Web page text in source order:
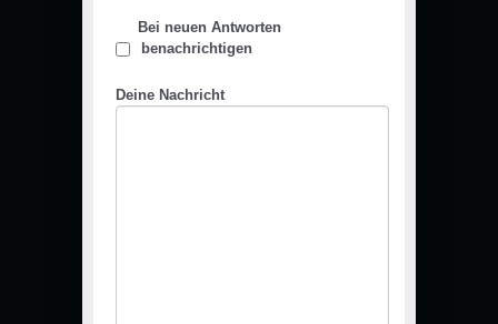
Bei neuen Antworten
benachrichtigen
Deine Nachricht